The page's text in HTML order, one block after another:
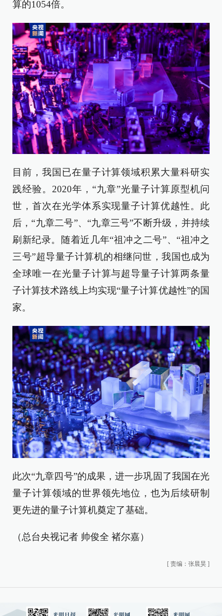
算的1054倍。
目前，我国已在量子计算领域积累大量科研实
践经验。2020年，“九章”光量子计算原型机问
世，首次在光学体系实现量子计算优越性。此
后，“九章二号”、“九章三号”不断升级，并持续
刷新纪录。随着近几年“祖冲之二号”、“祖冲之
三号”超导量子计算机的相继问世，我国也成为
全球唯一在光量子计算与超导量子计算两条量
子计算技术路线上均实现“量子计算优越性”的国
家。
此次“九章四号”的成果，进一步巩固了我国在光
量子计算领域的世界领先地位，也为后续研制
更先进的量子计算机奠定了基础。
（总台央视记者 帅俊全 褚尔嘉）
[ 责编：张晨昊 ]